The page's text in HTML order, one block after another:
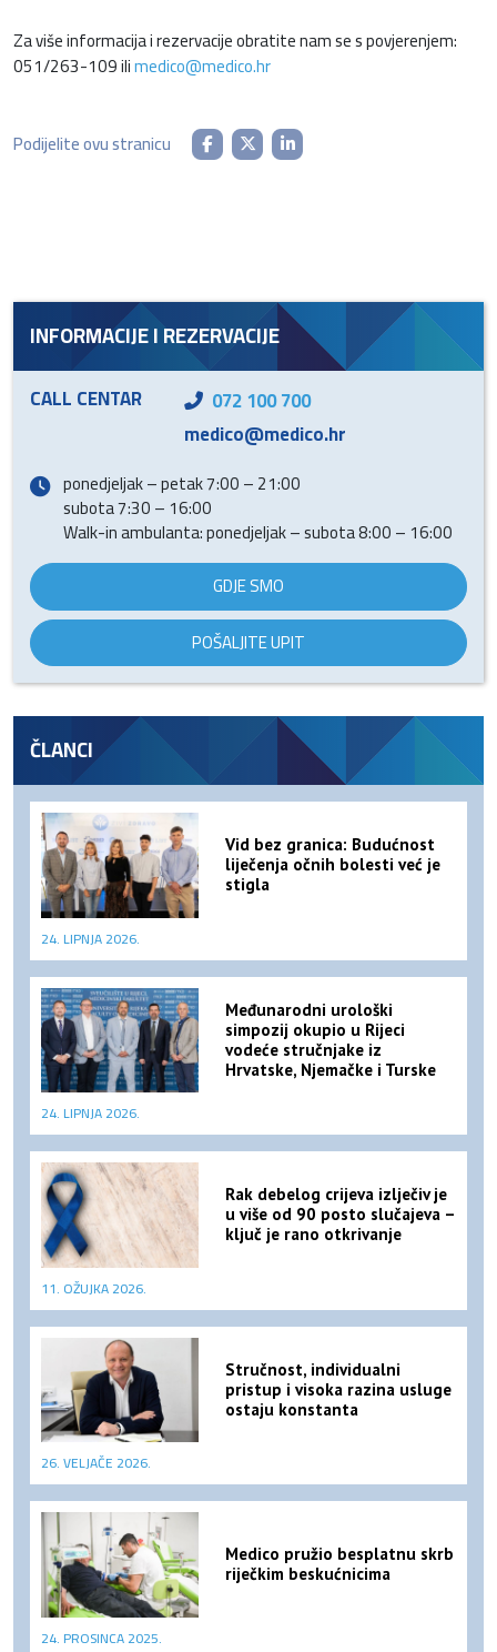
Za više informacija i rezervacije obratite nam se s povjerenjem:
051/263-109 ilimedico@medico.hr
Podijelite ovu stranicu
INFORMACIJE I REZERVACIJE
CALL CENTAR
072 100 700
medico@medico.hr
ponedjeljak – petak 7:00 – 21:00
subota 7:30 – 16:00
Walk-in ambulanta: ponedjeljak – subota 8:00 – 16:00
GDJE SMO
POŠALJITE UPIT
ČLANCI
Vid bez granica: Budućnost
liječenja očnih bolesti već je
stigla
24. LIPNJA 2026.
Međunarodni urološki
simpozij okupio u Rijeci
vodeće stručnjake iz
Hrvatske, Njemačke i Turske
24. LIPNJA 2026.
Rak debelog crijeva izlječiv je
u više od 90 posto slučajeva –
ključ je rano otkrivanje
11. OŽUJKA 2026.
Stručnost, individualni
pristup i visoka razina usluge
ostaju konstanta
26. VELJAČE 2026.
Medico pružio besplatnu skrb
riječkim beskućnicima
24. PROSINCA 2025.